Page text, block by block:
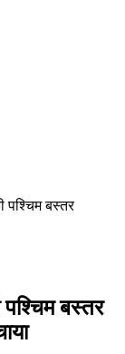
पश्चिम बस्तर
पश्चिम बस्तर